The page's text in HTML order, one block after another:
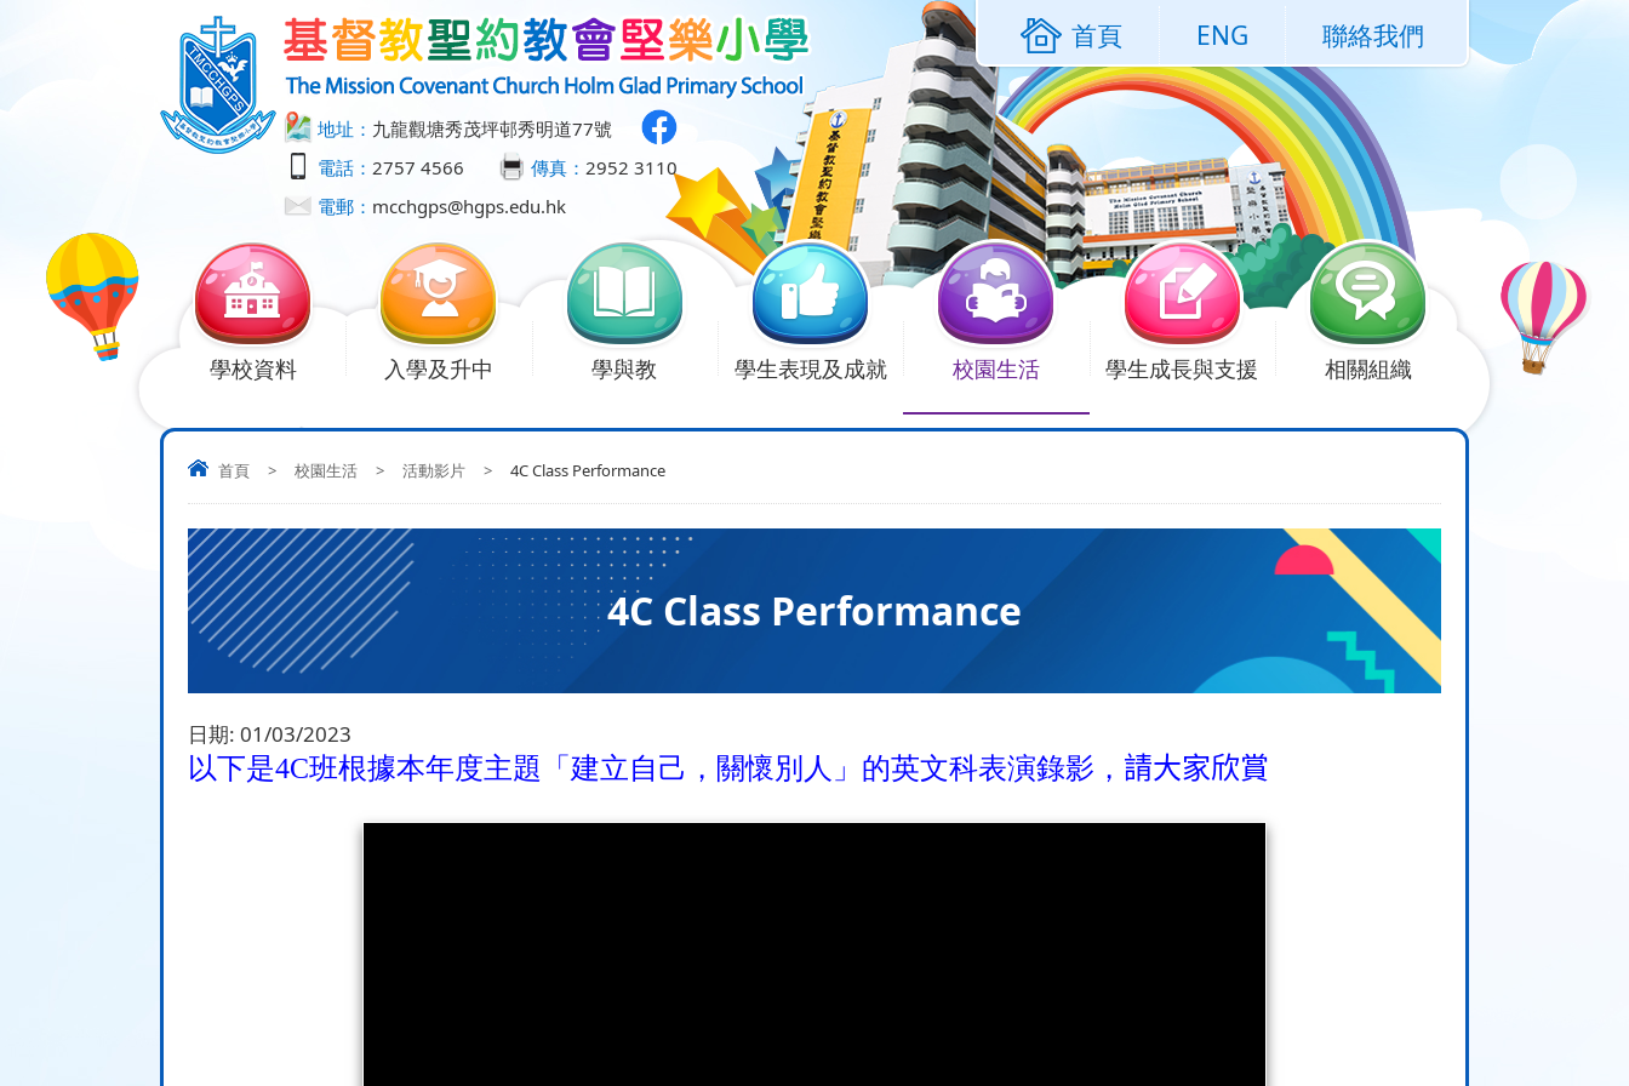
地址： 九龍觀塘秀茂坪邨秀明道77號
電話： 2757 4566 傳真： 2952 3110
電郵： mcchgps@hgps.edu.hk
首頁 ENG 聯絡我們
學校資料 入學及升中 學與教 學生表現及成就 校園生活 學生成長與支援 相關組織
首頁 > 校園生活 > 活動影片 > 4C Class Performance
4C Class Performance
日期: 01/03/2023
以下是4C班根據本年度主題「建立自己，關懷別人」的英文科表演錄影， 請大家欣賞